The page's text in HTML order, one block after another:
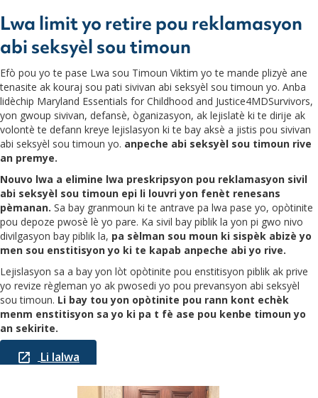
Lwa limit yo retire pou reklamasyon
abi seksyèl sou timoun
Efò pou yo te pase Lwa sou Timoun Viktim yo te mande plizyè ane
tenasite ak kouraj sou pati sivivan abi seksyèl sou timoun yo. Anba
lidèchip Maryland Essentials for Childhood and Justice4MDSurvivors,
yon gwoup sivivan, defansè, òganizasyon, ak lejislatè ki te dirije ak
volontè te defann kreye lejislasyon ki te bay aksè a jistis pou sivivan
abi seksyèl sou timoun yo. anpeche abi seksyèl sou timoun rive
an premye.
Nouvo lwa a elimine lwa preskripsyon pou reklamasyon sivil
abi seksyèl sou timoun epi li louvri yon fenèt renesans
pèmanan. Sa bay granmoun ki te antrave pa lwa pase yo, opòtinite
pou depoze pwosè lè yo pare. Ka sivil bay piblik la yon pi gwo nivo
divilgasyon bay piblik la, pa sèlman sou moun ki sispèk abizè yo
men sou enstitisyon yo ki te kapab anpeche abi yo rive.
Lejislasyon sa a bay yon lòt opòtinite pou enstitisyon piblik ak prive
yo revize règleman yo ak pwosedi yo pou prevansyon abi seksyèl
sou timoun. Li bay tou yon opòtinite pou rann kont echèk
menm enstitisyon sa yo ki pa t fè ase pou kenbe timoun yo
an sekirite.
Li lalwa